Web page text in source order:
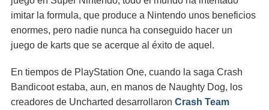
imitar la formula, que produce a Nintendo unos beneficios
enormes, pero nadie nunca ha conseguido hacer un
juego de karts que se acerque al éxito de aquel.
En tiempos de PlayStation One, cuando la saga Crash
Bandicoot estaba, aun, en manos de Naughty Dog, los
creadores de Uncharted desarrollaron Crash Team